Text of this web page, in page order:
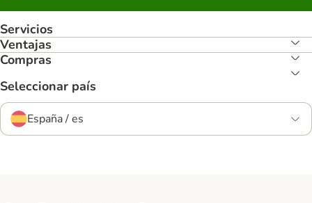
Servicios
Ventajas
Compras
Seleccionar país
España / es